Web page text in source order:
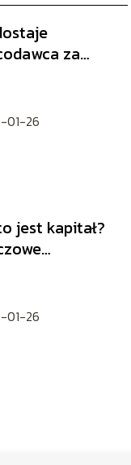
za
01-26
jest kapitał?
01-26